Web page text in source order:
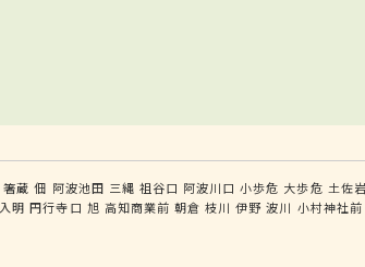
箸蔵 佃 阿波池田 三縄 祖谷口 阿波川口 小歩危 大歩危 土佐
入明 円行寺口 旭 高知商業前 朝倉 枝川 伊野 波川 小村神社前